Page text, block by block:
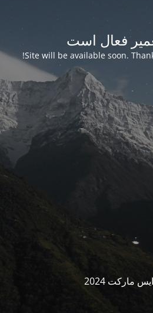
فعال است
Site will be available soon.
مارکت 2024